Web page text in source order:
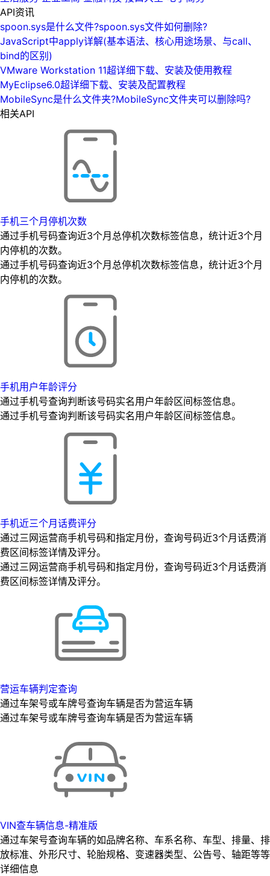
API资讯
spoon.sys是什么文件?spoon.sys文件如何删除?
JavaScript中apply详解(基本语法、核心用途场景、与call、
bind的区别)
VMware Workstation 11超详细下载、安装及使用教程
MyEclipse6.0超详细下载、安装及配置教程
MobileSync是什么文件夹?MobileSync文件夹可以删除吗?
相关API
手机三个月停机次数
通过手机号码查询近3个月总停机次数标签信息，统计近3个月
内停机的次数。
通过手机号码查询近3个月总停机次数标签信息，统计近3个月
内停机的次数。
手机用户年龄评分
通过手机号查询判断该号码实名用户年龄区间标签信息。
通过手机号查询判断该号码实名用户年龄区间标签信息。
手机近三个月话费评分
通过三网运营商手机号码和指定月份，查询号码近3个月话费消
费区间标签详情及评分。
通过三网运营商手机号码和指定月份，查询号码近3个月话费消
费区间标签详情及评分。
营运车辆判定查询
通过车架号或车牌号查询车辆是否为营运车辆
通过车架号或车牌号查询车辆是否为营运车辆
VIN查车辆信息-精准版
通过车架号查询车辆的如品牌名称、车系名称、车型、排量、排
放标准、外形尺寸、轮胎规格、变速器类型、公告号、轴距等等
详细信息